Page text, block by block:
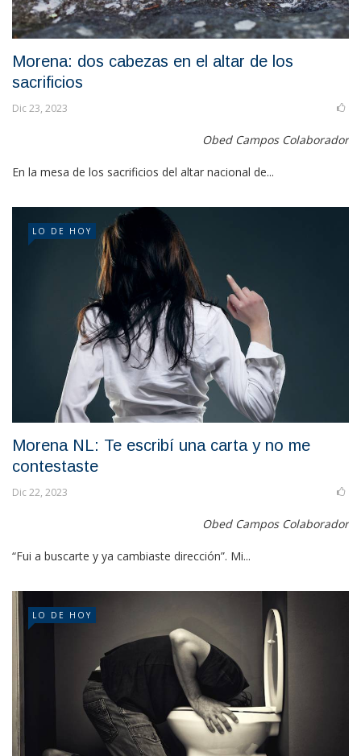
Morena: dos cabezas en el altar de los
sacrificios
Dic 23, 2023
Obed Campos Colaborador
En la mesa de los sacrificios del altar nacional de...
LO DE HOY
Morena NL: Te escribí una carta y no me
contestaste
Dic 22, 2023
Obed Campos Colaborador
“Fui a buscarte y ya cambiaste dirección”. Mi...
LO DE HOY